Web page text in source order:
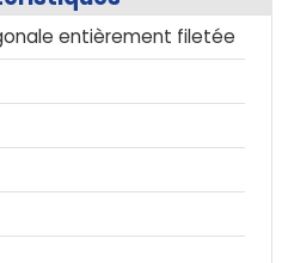
entièrement filetée